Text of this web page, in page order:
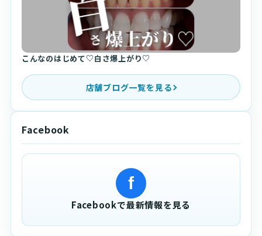
こんなのはじめて♡白さ爆上がり♡
店舗ブログ一覧を見る
Facebook
f
Facebookで最新情報を見る